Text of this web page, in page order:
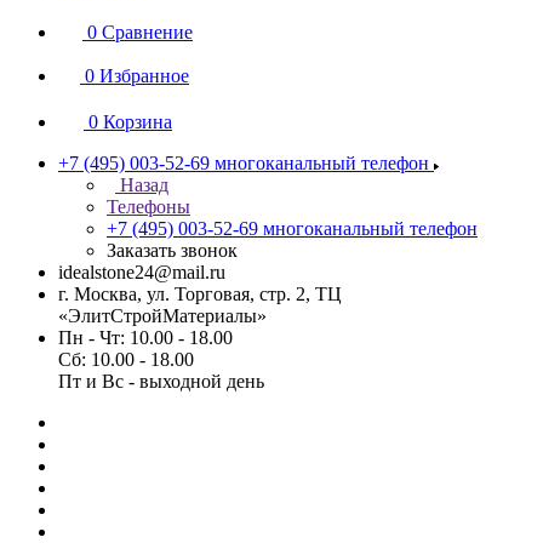
0 Сравнение
0 Избранное
0 Корзина
+7 (495) 003-52-69 многоканальный телефон
Назад
Телефоны
+7 (495) 003-52-69 многоканальный телефон
Заказать звонок
idealstone24@mail.ru
г. Москва, ул. Торговая, стр. 2, ТЦ
«ЭлитСтройМатериалы»
Пн - Чт: 10.00 - 18.00
Сб: 10.00 - 18.00
Пт и Вс - выходной день